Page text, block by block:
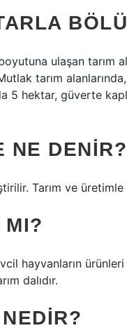
ulaşan tarım
tarım
5 hektar, güverte
NE DENIR?
Tarım ve
MI?
hayvanların
dalıdır.